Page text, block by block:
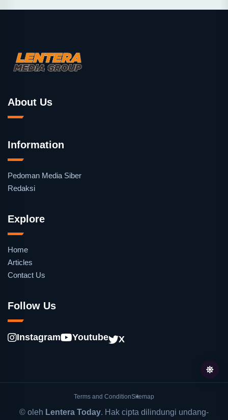
About Us
Information
Pedoman Media Siber
Redaksi
Explore
Home
Articles
Contact Us
Follow Us
Instagram Youtube X
Terms and ConditionSitemap
© oleh Lentera Today. Hak cipta dilindungi undang-